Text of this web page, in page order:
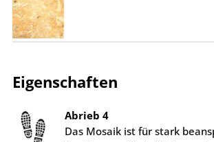
Eigenschaften
Abrieb 4
Das Mosaik ist für stark